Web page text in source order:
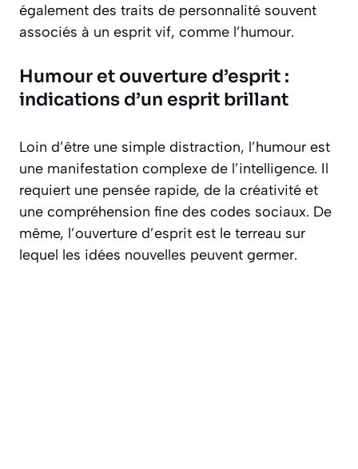
également des traits de personnalité souvent
associés à un esprit vif, comme l’humour.
Humour et ouverture d’esprit :
indications d’un esprit brillant
Loin d’être une simple distraction, l’humour est
une manifestation complexe de l’intelligence. Il
requiert une pensée rapide, de la créativité et
une compréhension fine des codes sociaux. De
même, l’ouverture d’esprit est le terreau sur
lequel les idées nouvelles peuvent germer.